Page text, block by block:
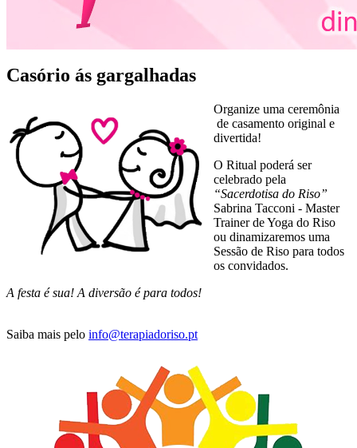
Casório ás gargalhadas
Organize uma ceremônia
de casamento original e
divertida!
O Ritual poderá ser
celebrado pela
“Sacerdotisa do Riso”
Sabrina Tacconi - Master
Trainer de Yoga do Riso
ou dinamizaremos uma
Sessão de Riso para todos
os convidados.
A festa é sua! A diversão é para todos!
Saiba mais pelo info@terapiadoriso.pt